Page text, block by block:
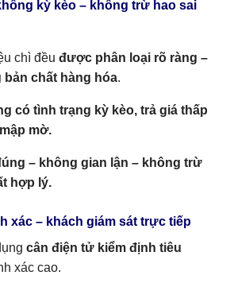
kỳ kèo – không trừ hao sai
chì đều được phân loại rõ ràng –
bản chất hàng hóa.
có tình trạng kỳ kèo, trả giá thấp
mờ.
– không gian lận – không trừ
hợp lý.
xác – khách giám sát trực tiếp
cân điện tử kiểm định tiêu
xác cao.